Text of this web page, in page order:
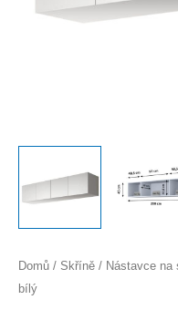
Domů / Skříně / Nástavce na
bílý